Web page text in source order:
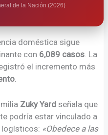
de la Nación (2026)
doméstica sigue
con 6,089 casos. La
el incremento más
.
Zuky Yard señala que
podría estar vinculado a
«Obedece a las